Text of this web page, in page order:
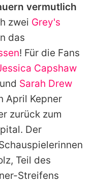
vermutlich
zwei Grey's
das
! Für die Fans
Capshaw
Sarah Drew
April Kepner
zurück zum
Der
Teil des
Streifens